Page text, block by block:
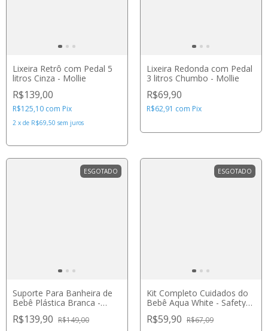
Lixeira Retrô com Pedal 5
litros Cinza - Mollie
R$139,00
R$125,10 com Pix
2 x de R$69,50 sem juros
Lixeira Redonda com Pedal
3 litros Chumbo - Mollie
R$69,90
R$62,91 com Pix
ESGOTADO
Suporte Para Banheira de
Bebê Plástica Branca -
R$139,90 R$149,00
ESGOTADO
Kit Completo Cuidados do
Bebê Aqua White - Safety
R$59,90 R$67,09